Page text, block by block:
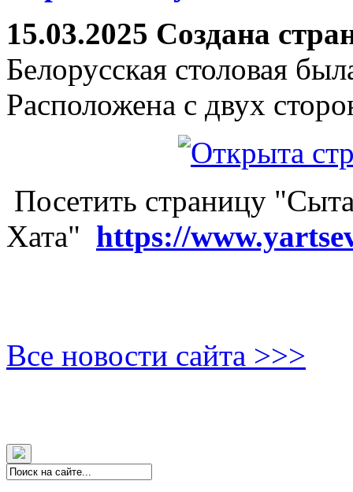
15.03.2025 Создана
Белорусская столовая
Расположена с двух
Посетить страницу
Хата" https://
Все новости сайта >>>